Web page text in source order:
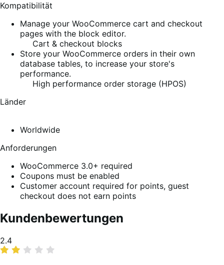
Kompatibilität
Manage your WooCommerce cart and checkout
pages with the block editor.
Cart & checkout blocks
Store your WooCommerce orders in their own
database tables, to increase your store's
performance.
High performance order storage (HPOS)
Länder
Worldwide
Anforderungen
WooCommerce 3.0+ required
Coupons must be enabled
Customer account required for points, guest
checkout does not earn points
Kundenbewertungen
Average
rating
2.4